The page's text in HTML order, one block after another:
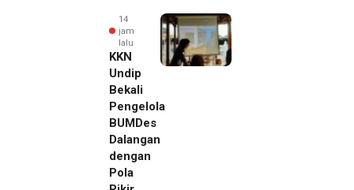
14
jam
lalu
KKN
Undip
Bekali
Pengelola
BUMDes
Dalangan
dengan
Pola